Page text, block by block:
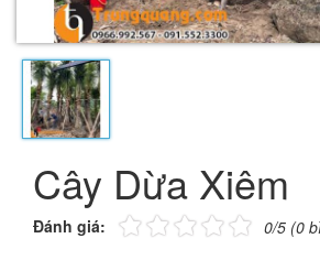
Cây Dừa Xiêm
Đánh giá: 0/5 (0